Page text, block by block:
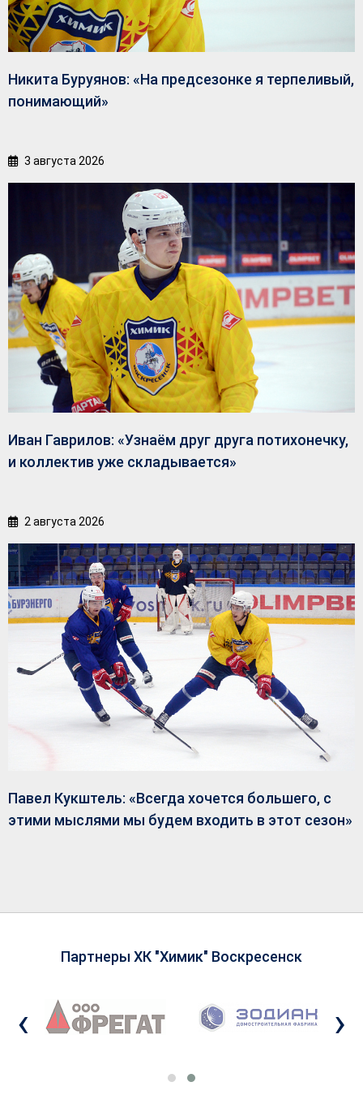
Никита Буруянов: «На предсезонке я терпеливый,
понимающий»
3 августа 2026
Иван Гаврилов: «Узнаём друг друга потихонечку,
и коллектив уже складывается»
2 августа 2026
Павел Кукштель: «Всегда хочется большего, с
этими мыслями мы будем входить в этот сезон»
Партнеры ХК "Химик" Воскресенск
‹ ›